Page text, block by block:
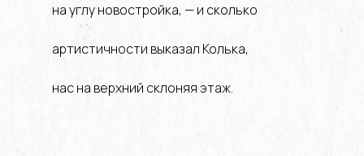
на углу новостройка, — и сколько
артистичности выказал Колька,
нас на верхний склоняя этаж.